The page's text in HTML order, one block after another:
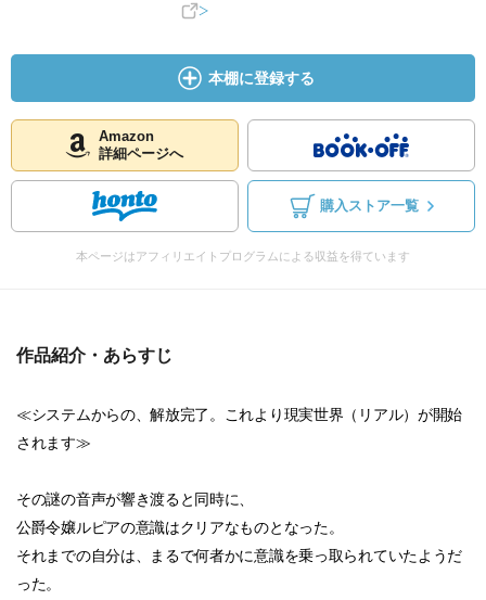
本棚に登録する
Amazon
詳細ページへ
購入ストア一覧
本ページはアフィリエイトプログラムによる収益を得ています
作品紹介・あらすじ
≪システムからの、解放完了。これより現実世界（リアル）が開始
されます≫
その謎の音声が響き渡ると同時に、
公爵令嬢ルピアの意識はクリアなものとなった。
それまでの自分は、まるで何者かに意識を乗っ取られていたようだ
った。